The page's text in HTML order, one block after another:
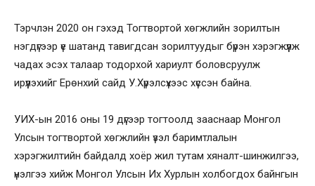
Тэрчлэн 2020 он гэхэд Тогтвортой хөгжлийн зорилтын
нэгдүгээр үе шатанд тавигдсан зорилтуудыг бүрэн хэрэгжүүлж
чадах эсэх талаар тодорхой хариулт боловсруулж
ирүүлэхийг Ерөнхий сайд У.Хүрэлсүхээс хүссэн байна.
УИХ-ын 2016 оны 19 дүгээр тогтоолд зааснаар Монгол
Улсын тогтвортой хөгжлийн үзэл баримтлалын
хэрэгжилтийн байдалд хоёр жил тутам хяналт-шинжилгээ,
үнэлгээ хийж Монгол Улсын Их Хурлын холбогдох байнгын